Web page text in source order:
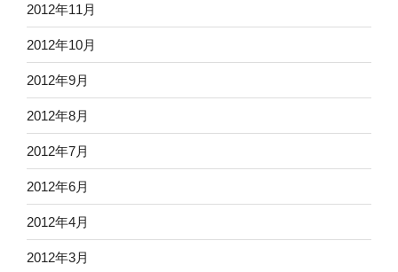
2012年11月
2012年10月
2012年9月
2012年8月
2012年7月
2012年6月
2012年4月
2012年3月